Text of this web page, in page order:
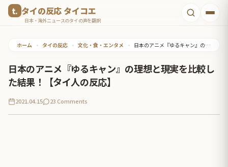
タイの反応 タイコエ
日本・海外ニュースのタイの声を翻訳
ホーム • タイの反応 • 文化・食・エンタメ • 日本のアニメ『ゆるキャン』の理想と現実を比較した結果！【タイ人の反応】
日本のアニメ『ゆるキャン』の理想と現実を比較し
た結果！【タイ人の反応】
2021.04.15 23 Comments